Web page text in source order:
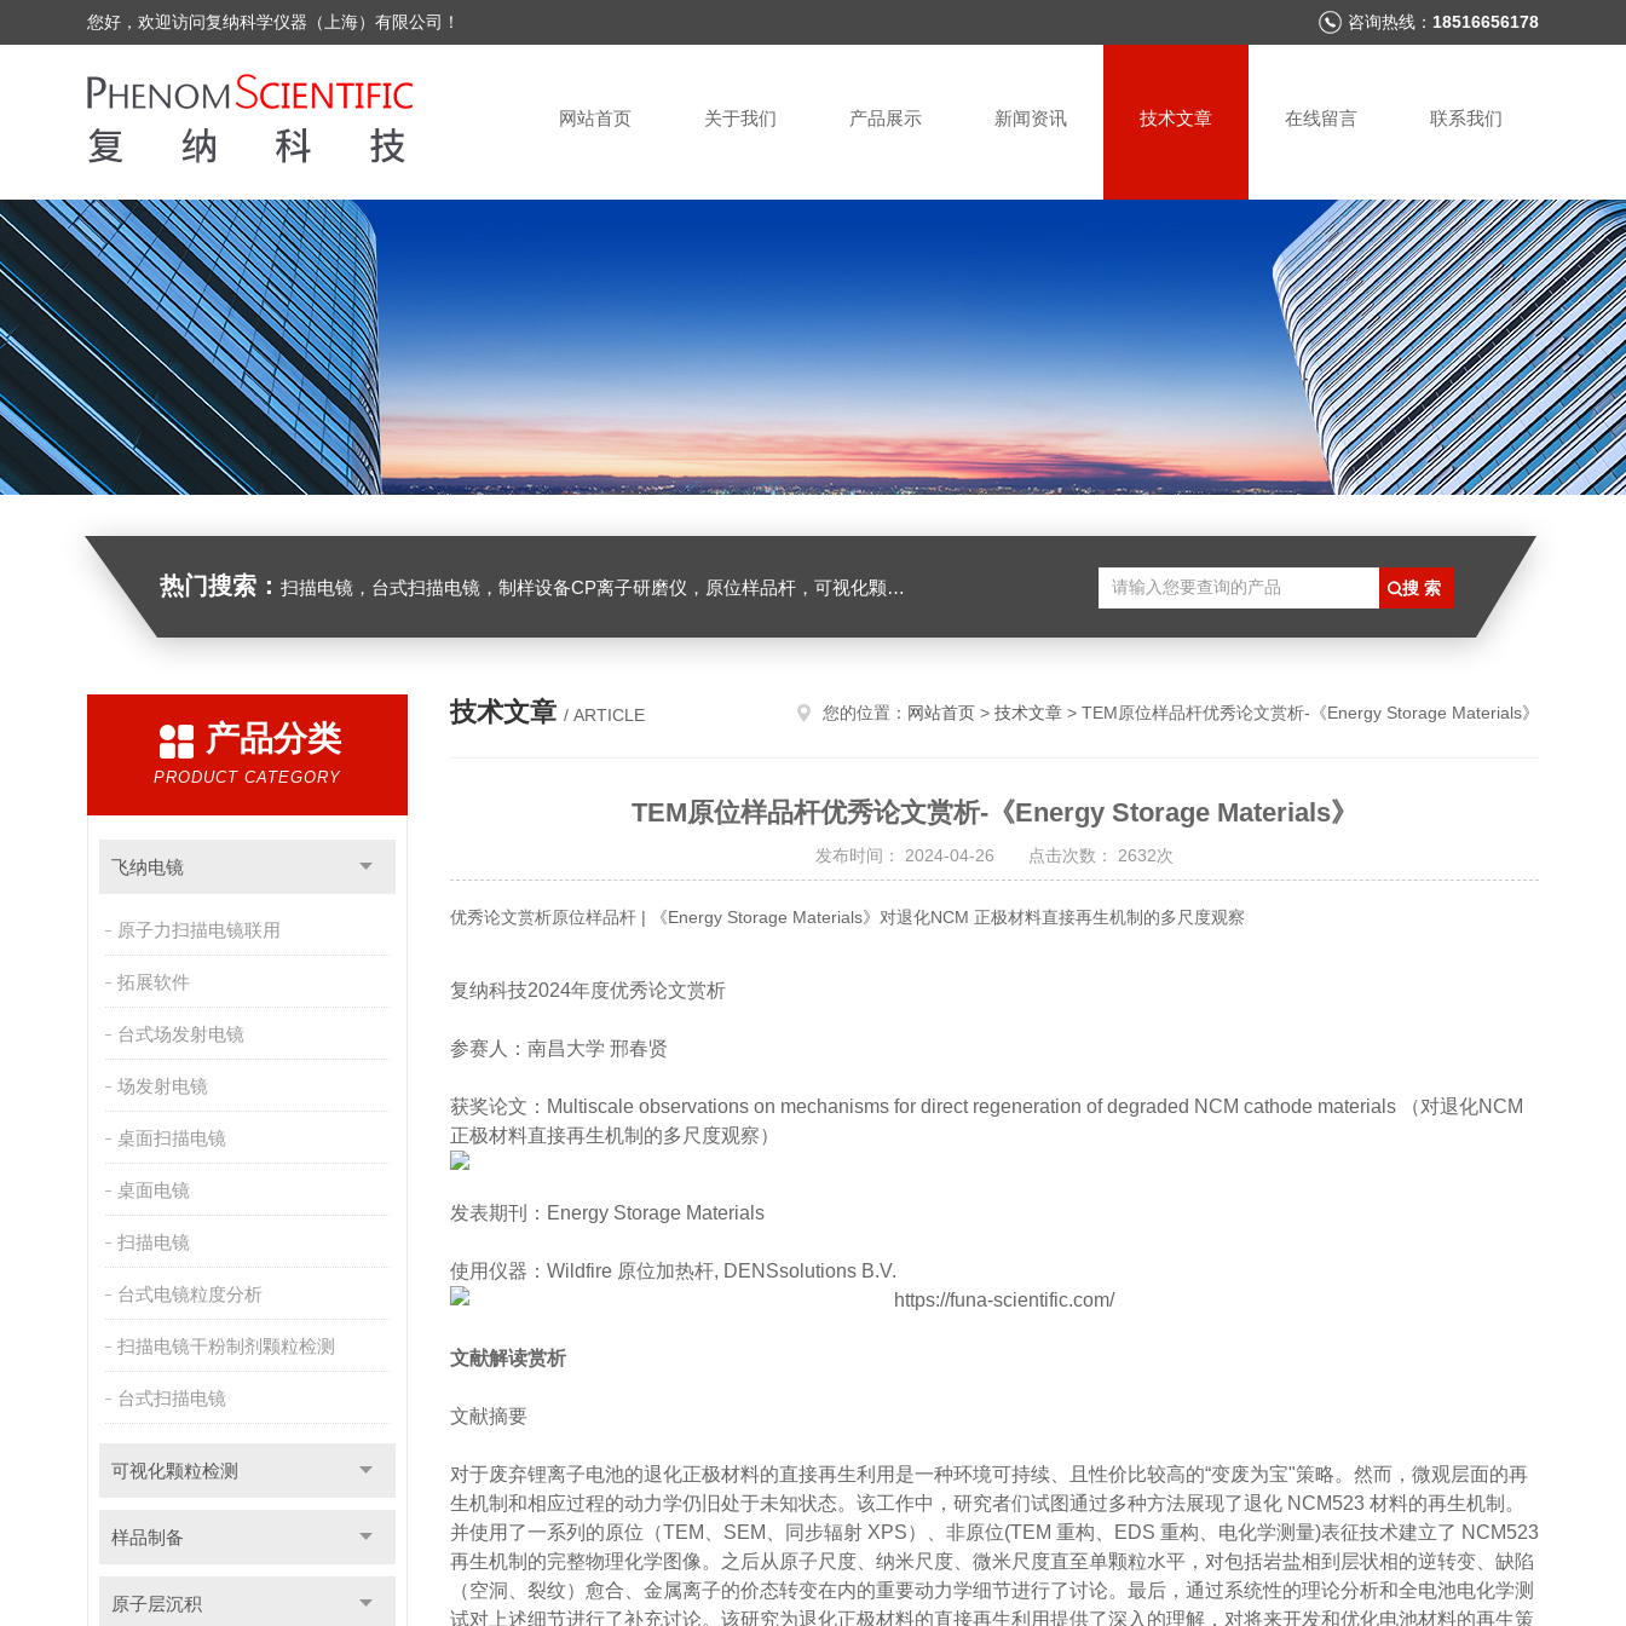
您好，欢迎访问复纳科学仪器（上海）有限公司！ 咨询热线： 18516656178
网站首页 关于我们 产品展示 新闻资讯 技术文章 在线留言 联系我们
热门搜索： 扫描电镜，台式扫描电镜，制样设备CP离子研磨仪，原位样品杆，可视化颗粒检测，高分辨台式显微 CT，粉末原子层沉积系统，纳米气溶胶沉积系统
产品分类
PRODUCT CATEGORY
飞纳电镜
原子力扫描电镜联用
拓展软件
台式场发射电镜
场发射电镜
桌面扫描电镜
桌面电镜
扫描电镜
台式电镜粒度分析
扫描电镜干粉制剂颗粒检测
台式扫描电镜
可视化颗粒检测
样品制备
原子层沉积
技术文章 / ARTICLE 您的位置： 网站首页 > 技术文章 > TEM原位样品杆优秀论文赏析-《Energy Storage Materials》
TEM原位样品杆优秀论文赏析-《Energy Storage Materials》
发布时间： 2024-04-26 点击次数： 2632次
优秀论文赏析原位样品杆 | 《Energy Storage Materials》对退化NCM 正极材料直接再生机制的多尺度观察
复纳科技2024年度优秀论文赏析
参赛人：南昌大学 邢春贤
获奖论文：Multiscale observations on mechanisms for direct regeneration of degraded NCM cathode materials （对退化NCM
正极材料直接再生机制的多尺度观察）
发表期刊：Energy Storage Materials
使用仪器：Wildfire 原位加热杆, DENSsolutions B.V.
文献解读赏析
文献摘要
对于废弃锂离子电池的退化正极材料的直接再生利用是一种环境可持续、且性价比较高的“变废为宝"策略。然而，微观层面的再
生机制和相应过程的动力学仍旧处于未知状态。该工作中，研究者们试图通过多种方法展现了退化 NCM523 材料的再生机制。
并使用了一系列的原位（TEM、SEM、同步辐射 XPS）、非原位(TEM 重构、EDS 重构、电化学测量)表征技术建立了 NCM523
再生机制的完整物理化学图像。之后从原子尺度、纳米尺度、微米尺度直至单颗粒水平，对包括岩盐相到层状相的逆转变、缺陷
（空洞、裂纹）愈合、金属离子的价态转变在内的重要动力学细节进行了讨论。最后，通过系统性的理论分析和全电池电化学测
试对上述细节进行了补充讨论。该研究为退化正极材料的直接再生利用提供了深入的理解，对将来开发和优化电池材料的再生策